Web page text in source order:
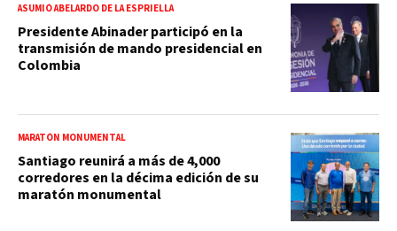
ASUMIÓ ABELARDO DE LA ESPRIELLA
Presidente Abinader participó en la
transmisión de mando presidencial en
Colombia
MARATÓN MONUMENTAL
Santiago reunirá a más de 4,000
corredores en la décima edición de su
maratón monumental